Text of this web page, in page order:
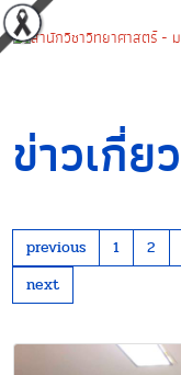
ข่าวเกี่
previous 1 2
next